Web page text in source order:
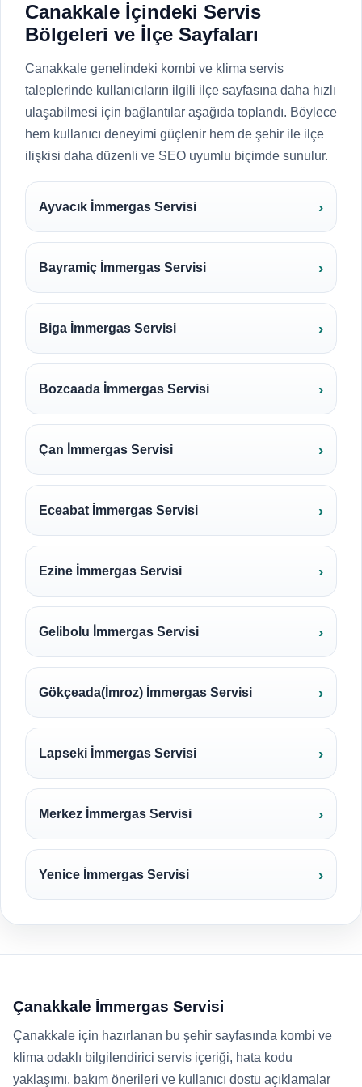
Canakkale İçindeki Servis
Bölgeleri ve İlçe Sayfaları
Canakkale genelindeki kombi ve klima servis
taleplerinde kullanıcıların ilgili ilçe sayfasına daha hızlı
ulaşabilmesi için bağlantılar aşağıda toplandı. Böylece
hem kullanıcı deneyimi güçlenir hem de şehir ile ilçe
ilişkisi daha düzenli ve SEO uyumlu biçimde sunulur.
Ayvacık İmmergas Servisi
Bayramiç İmmergas Servisi
Biga İmmergas Servisi
Bozcaada İmmergas Servisi
Çan İmmergas Servisi
Eceabat İmmergas Servisi
Ezine İmmergas Servisi
Gelibolu İmmergas Servisi
Gökçeada(İmroz) İmmergas Servisi
Lapseki İmmergas Servisi
Merkez İmmergas Servisi
Yenice İmmergas Servisi
Çanakkale İmmergas Servisi
Çanakkale için hazırlanan bu şehir sayfasında kombi ve
klima odaklı bilgilendirici servis içeriği, hata kodu
yaklaşımı, bakım önerileri ve kullanıcı dostu açıklamalar